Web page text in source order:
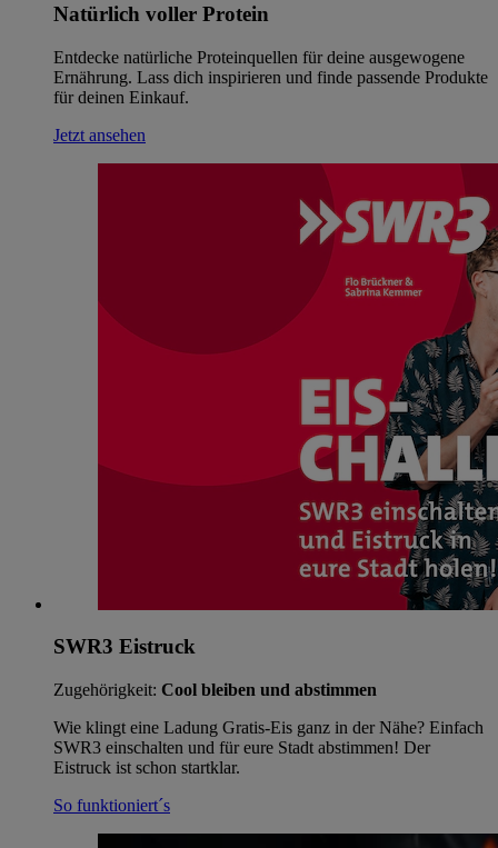
Natürlich voller Protein
Entdecke natürliche Proteinquellen für deine ausgewogene
Ernährung. Lass dich inspirieren und finde passende Produkte
für deinen Einkauf.
Jetzt ansehen
SWR3 Eistruck
Zugehörigkeit: Cool bleiben und abstimmen
Wie klingt eine Ladung Gratis-Eis ganz in der Nähe? Einfach
SWR3 einschalten und für eure Stadt abstimmen! Der
Eistruck ist schon startklar.
So funktioniert´s